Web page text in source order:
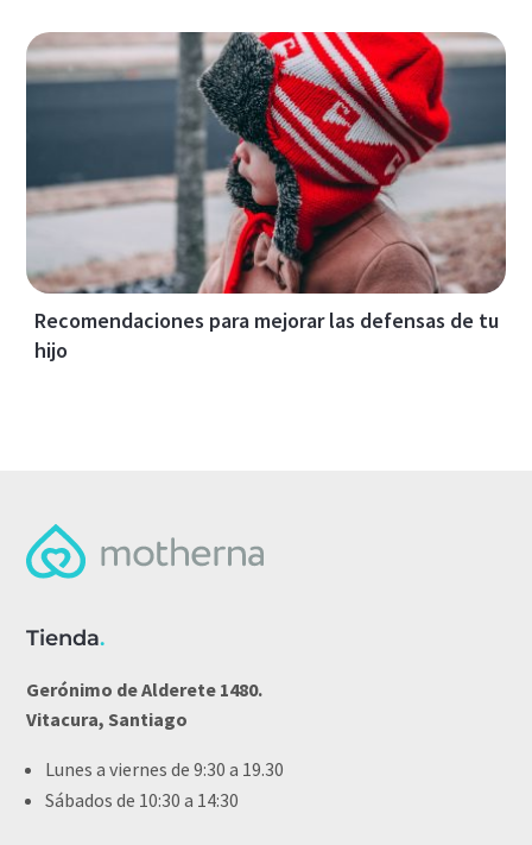
Recomendaciones para mejorar las defensas de tu
hijo
Tienda.
Gerónimo de Alderete 1480.
Vitacura, Santiago
Lunes a viernes de 9:30 a 19.30
Sábados de 10:30 a 14:30